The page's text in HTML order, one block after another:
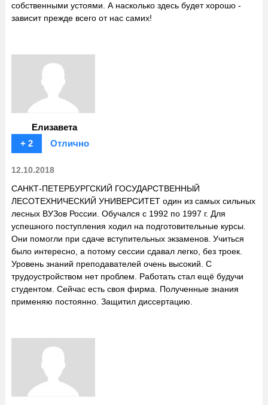
собственными устоями. А насколько здесь будет хорошо -
зависит прежде всего от нас самих!
Елизавета
+ 2
Отлично
12.10.2018
САНКТ-ПЕТЕРБУРГСКИЙ ГОСУДАРСТВЕННЫЙ
ЛЕСОТЕХНИЧЕСКИЙ УНИВЕРСИТЕТ один из самых сильных
лесных ВУЗов России. Обучался с 1992 по 1997 г. Для
успешного поступления ходил на подготовительные курсы.
Они помогли при сдаче вступительных экзаменов. Учиться
было интересно, а потому сессии сдавал легко, без троек.
Уровень знаний преподавателей очень высокий. С
трудоустройством нет проблем. Работать стал ещё будучи
студентом. Сейчас есть своя фирма. Полученные знания
применяю постоянно. Защитил диссертацию.